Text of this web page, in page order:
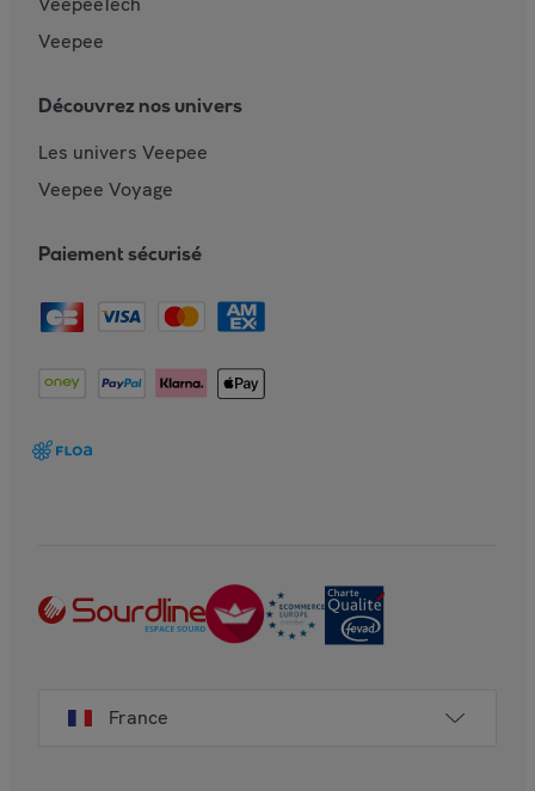
Veepee
Découvrez nos univers
Les univers Veepee
Veepee Voyage
Paiement sécurisé
France